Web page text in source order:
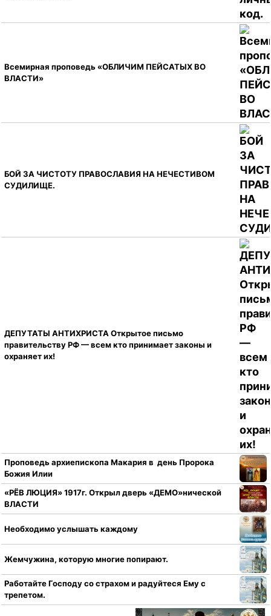
Всемирная проповедь «ОБЛИЧИМ ПЕЙСАТЫХ ВО
ВЛАСТИ»
БОЙ ЗА ЧИСТОТУ ПРАВОСЛАВИЯ НА НЕЧЕСТИВОМ
СУДИЛИЩЕ.
ДЕПУТАТЫ АНТИХРИСТА Открытое письмо
правительству РФ — всем кто принимает законы и
охраняет их!
Проповедь архиепископа Макария в день Пророка
Божия Илии
«РЁВ ЛЮЦИЯ» 1917г. Открыл дверь «ДЕМО»нической
ВЛАСТИ
Необходимо услышать каждому
Жемчужина, которую многие попирают.
Работайте Господу со страхом и радуйтеся Ему с
трепетом.